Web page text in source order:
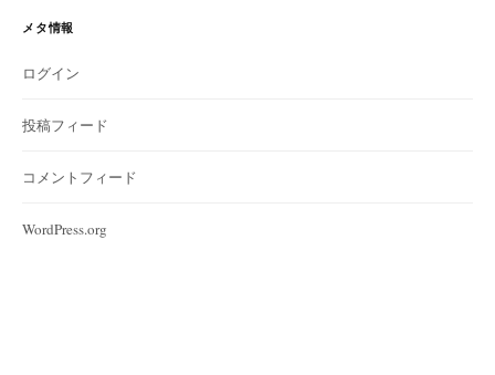
メタ情報
ログイン
投稿フィード
コメントフィード
WordPress.org